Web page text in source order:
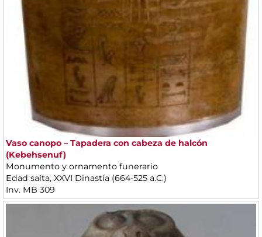
Vaso canopo – Tapadera con cabeza de halcón
(Kebehsenuf)
Monumento y ornamento funerario
Edad saíta, XXVI Dinastía (664-525 a.C.)
Inv. MB 309